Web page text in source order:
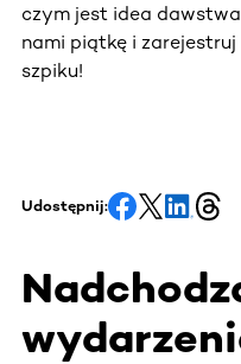
czym jest idea
nami piątkę i
szpiku!
Udostępnij: